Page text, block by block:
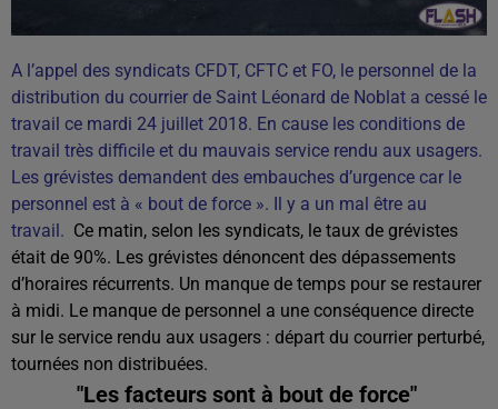
A l’appel des syndicats CFDT, CFTC et FO, le personnel de la
distribution du courrier de Saint Léonard de Noblat a cessé le
travail ce mardi 24 juillet 2018. En cause les conditions de
travail très difficile et du mauvais service rendu aux usagers.
Les grévistes demandent des embauches d’urgence car le
personnel est à « bout de force ». Il y a un mal être au
travail. Ce matin, selon les syndicats, le taux de grévistes
était de 90%. Les grévistes dénoncent des dépassements
d’horaires récurrents. Un manque de temps pour se restaurer
à midi. Le manque de personnel a une conséquence directe
sur le service rendu aux usagers : départ du courrier perturbé,
tournées non distribuées.
"Les facteurs sont à bout de force"